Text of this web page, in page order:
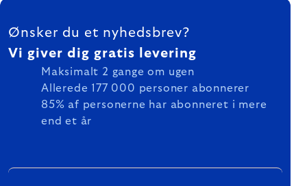
FOOTER
Ønsker du et nyhedsbrev?
Vi giver dig gratis levering
Maksimalt 2 gange om ugen
Allerede 177 000 personer abonnerer
85% af personerne har abonneret i mere
end et år